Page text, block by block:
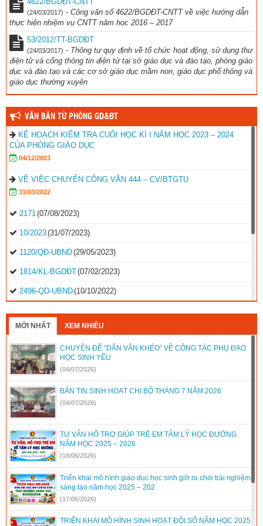
(24/03/2017) - Công văn số 4622/BGDĐT-CNTT về việc hướng dẫn
thực hiện nhiệm vụ CNTT năm học 2016 – 2017
53/2012/TT-BGDĐT
(24/03/2017) - Thông tư quy định về tổ chức hoạt động, sử dụng thư
điện tử và cổng thông tin điện tử tại sở giáo dục và đào tạo, phòng giáo
dục và đào tạo và các cơ sở giáo dục mầm non, giáo dục phổ thông và
giáo dục thường xuyên
VĂN BẢN TỪ PHÒNG GD&ĐT
KẾ HOẠCH KIỂM TRA CUỐI HỌC KÌ I NĂM HỌC 2023 – 2024
CỦA PHÒNG GIÁO DỤC
04/12/2023
VỀ VIỆC CHUYỂN CÔNG VĂN 444 – CV/BTGTU
31/03/2022
2171 (07/08/2023)
10/2023(31/07/2023)
1120/QĐ-UBND(29/05/2023)
1814/KL-BGDĐT(07/02/2023)
2496-QD-UBND(10/10/2022)
2494-QD-UBND(10/10/2022)
888/TB-UBND(31/08/2022)
2397/QĐ-UBND(26/08/2022)
31/2022/NQ-HĐND (16/08/2022)
MỚI NHẤT XEM NHIỀU
CHUYÊN ĐỀ “DÂN VẬN KHÉO” VỀ CÔNG TÁC PHỤ ĐẠO
HỌC SINH YẾU
(04/07/2026)
BẢN TIN SINH HOẠT CHI BỘ THÁNG 7 NĂM 2026
(04/07/2026)
TƯ VẤN HỔ TRỢ GIÚP TRẺ EM TÂM LÝ HỌC ĐƯỜNG
NĂM HỌC 2025 – 2026
(18/06/2026)
Triển khai mô hình giáo dục học sinh giờ ra choi trải nghiệm
sáng tạo năm học 2025 – 202
(17/06/2026)
TRIỂN KHAI MÔ HÌNH SINH HOẠT ĐỘI SỐ NĂM HỌC 2025